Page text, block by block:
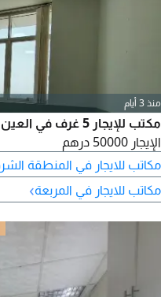
منذ 3 أيام
مكتب للإيجار 5
الإيجار 50000 درهم
مكاتب للايجار في المنطقة
مكاتب للايجار في المربعة›